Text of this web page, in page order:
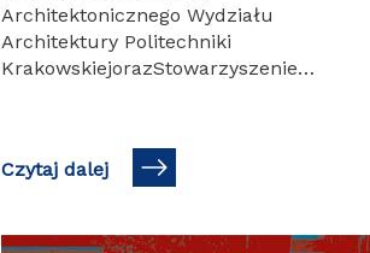
Architektonicznego Wydziału
Architektury Politechniki
KrakowskiejorazStowarzyszenie
edycji konkursu dla studentówII roku 4
semestru studiówWydziału Architektury
Czytaj dalej